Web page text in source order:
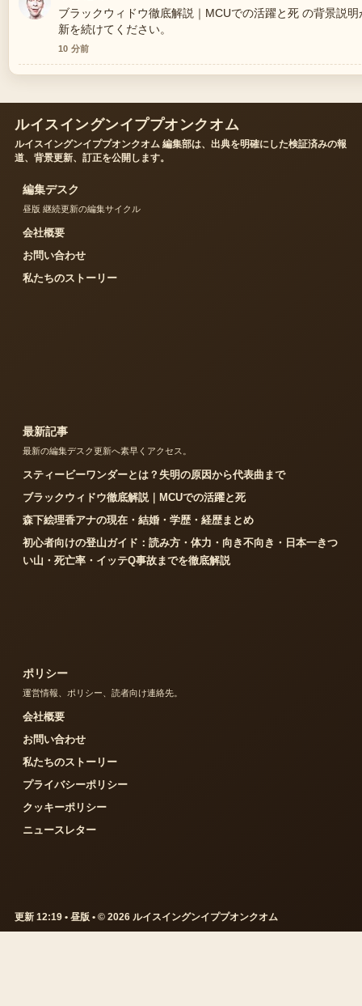
ブラックウィドウ徹底解説｜MCUでの活躍と死 の背景説
新を続けてください。
10 分前
ルイスイングンイププオンクオム
ルイスイングンイププオンクオム 編集部は、出典を明確にした検証済みの報
道、背景更新、訂正を公開します。
編集デスク
昼版 継続更新の編集サイクル
会社概要
お問い合わせ
私たちのストーリー
最新記事
最新の編集デスク更新へ素早くアクセス。
スティービーワンダーとは？失明の原因から代表曲まで
ブラックウィドウ徹底解説｜MCUでの活躍と死
森下絵理香アナの現在・結婚・学歴・経歴まとめ
初心者向けの登山ガイド：読み方・体力・向き不向き・日本一きつ
い山・死亡率・イッテQ事故までを徹底解説
ポリシー
運営情報、ポリシー、読者向け連絡先。
会社概要
お問い合わせ
私たちのストーリー
プライバシーポリシー
クッキーポリシー
ニュースレター
更新 12:19 • 昼版 • © 2026 ルイスイングンイププオンクオム